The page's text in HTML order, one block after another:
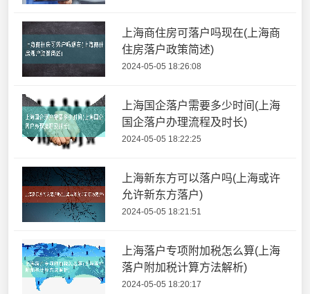
上海商住房可落户吗现在(上海商
住房落户政策简述)
2024-05-05 18:26:08
上海国企落户需要多少时间(上海
国企落户办理流程及时长)
2024-05-05 18:22:25
上海新东方可以落户吗(上海或许
允许新东方落户)
2024-05-05 18:21:51
上海落户专项附加税怎么算(上海
落户附加税计算方法解析)
2024-05-05 18:20:17